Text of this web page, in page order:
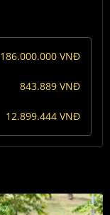
186.000.000 VNĐ
843.889 VNĐ
12.899.444 VNĐ